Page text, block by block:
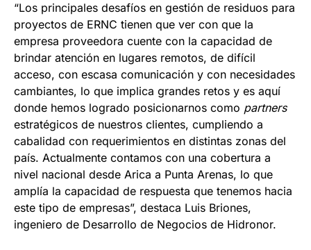
“Los principales desafíos en gestión de residuos para
proyectos de ERNC tienen que ver con que la
empresa proveedora cuente con la capacidad de
brindar atención en lugares remotos, de difícil
acceso, con escasa comunicación y con necesidades
cambiantes, lo que implica grandes retos y es aquí
donde hemos logrado posicionarnos como partners
estratégicos de nuestros clientes, cumpliendo a
cabalidad con requerimientos en distintas zonas del
país. Actualmente contamos con una cobertura a
nivel nacional desde Arica a Punta Arenas, lo que
amplía la capacidad de respuesta que tenemos hacia
este tipo de empresas”, destaca Luis Briones,
ingeniero de Desarrollo de Negocios de Hidronor.